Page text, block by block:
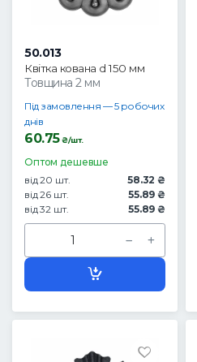
50.013
Квітка кована d 150 мм
Товщина 2 мм
Під замовлення — 5 робочих
днів
60.75₴/шт.
Оптом дешевше
від 20 шт.
58.32 ₴
від 26 шт.
55.89 ₴
від 32 шт.
55.89 ₴